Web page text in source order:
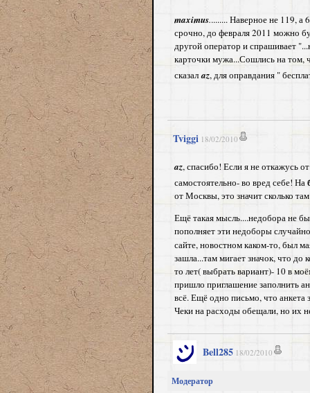
maximus......... Наверное не 119, а
срочно, до февраля 2011 можно
другой оператор и спрашивает
карточки мужа...Сошлись на том,
сказалaz, для оправдания "
Tviggi 18/02/2010
az, спасибо! Если я не откажусь
самостоятельно- во вред себе! На
от Москвы, это значит сколько
Ещё такая мысль....недобора не
пополняет эти недоборы
сайте, новостном каком-то, был
зашла...там мигает значок, что до
то лет( выбрать вариант)- 10 в
пришло приглашение заполнить
всё. Ещё одно письмо, что анкета
Чеки на расходы обещали, но их
Bell285 18/02/2010
Модератор